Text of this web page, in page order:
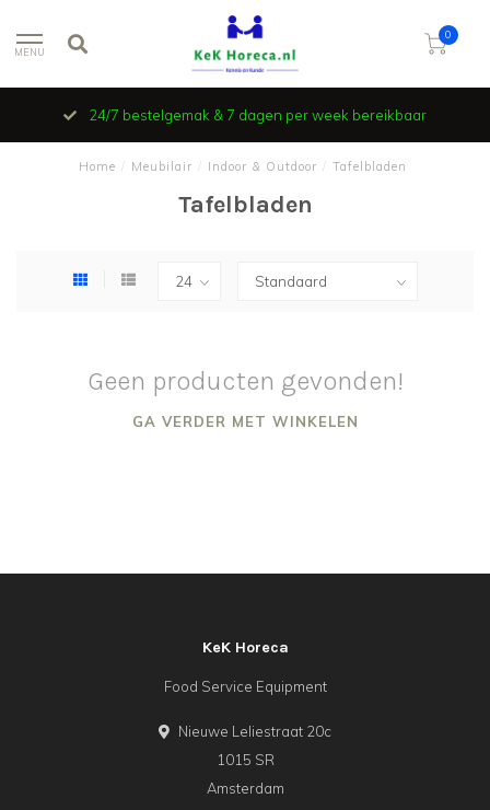
MENU
0
24/7 bestelgemak & 7 dagen per week bereikbaar
Home Meubilair Indoor & Outdoor Tafelbladen
Tafelbladen
Geen producten gevonden!
GA VERDER MET WINKELEN
KeK Horeca
Food Service Equipment
Nieuwe Leliestraat 20c
1015 SR
Amsterdam